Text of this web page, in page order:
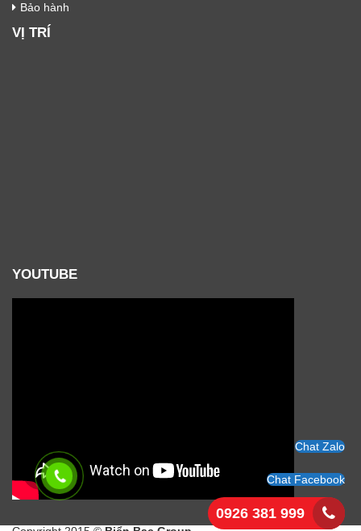
Bảo hành
VỊ TRÍ
YOUTUBE
Chat Zalo
Chat Facebook
0926 381 999